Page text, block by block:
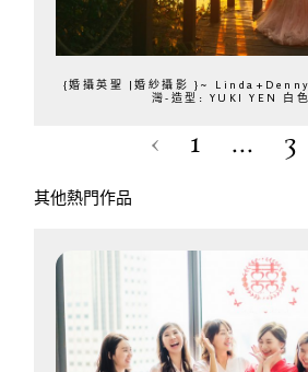
{婚攝英聖 |婚紗攝影 }~
灣-造型: YUKI YEN 白
‹ 1 ... 3
其他熱門作品